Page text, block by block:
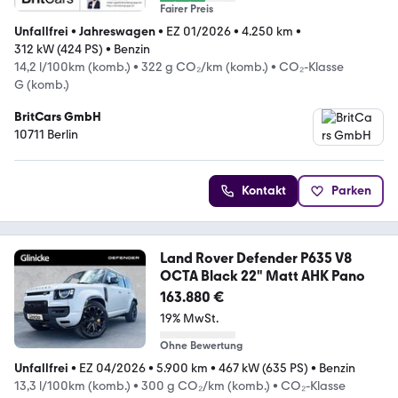
Fairer Preis
Unfallfrei • Jahreswagen• EZ 01/2026• 4.250 km •
312 kW (424 PS) • Benzin
14,2 l/100km (komb.) • 322 g CO₂/km (komb.) • CO₂-Klasse
G (komb.)
BritCars GmbH
10711 Berlin
Kontakt Parken
Land Rover Defender P635 V8
OCTA Black 22" Matt AHK Pano
163.880 €
19% MwSt.
Ohne Bewertung
Unfallfrei • EZ 04/2026• 5.900 km • 467 kW (635 PS) • Benzin
13,3 l/100km (komb.) • 300 g CO₂/km (komb.) • CO₂-Klasse